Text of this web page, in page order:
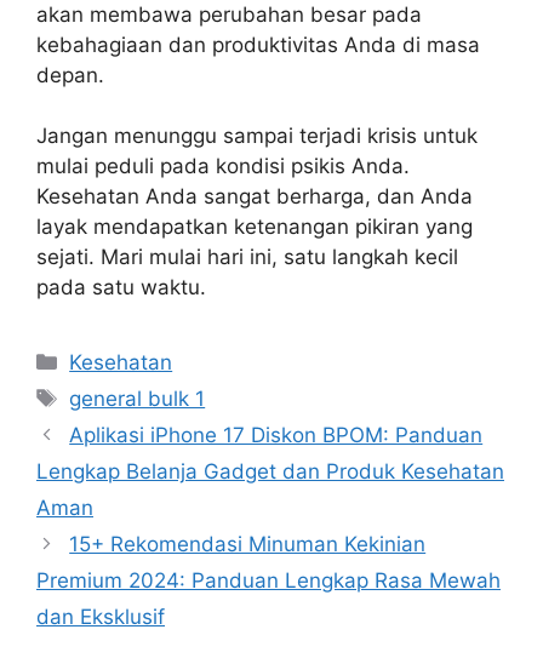
akan membawa perubahan besar pada
kebahagiaan dan produktivitas Anda di masa
depan.
Jangan menunggu sampai terjadi krisis untuk
mulai peduli pada kondisi psikis Anda.
Kesehatan Anda sangat berharga, dan Anda
layak mendapatkan ketenangan pikiran yang
sejati. Mari mulai hari ini, satu langkah kecil
pada satu waktu.
Categories
Kesehatan
Tags
general bulk 1
Aplikasi iPhone 17 Diskon BPOM: Panduan
Lengkap Belanja Gadget dan Produk Kesehatan
Aman
15+ Rekomendasi Minuman Kekinian
Premium 2024: Panduan Lengkap Rasa Mewah
dan Eksklusif